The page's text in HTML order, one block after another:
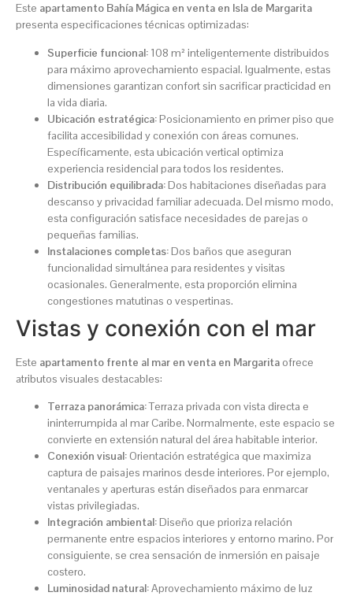
Este apartamento Bahía Mágica en venta en Isla de Margarita
presenta especificaciones técnicas optimizadas:
Superficie funcional: 108 m² inteligentemente distribuidos
para máximo aprovechamiento espacial. Igualmente, estas
dimensiones garantizan confort sin sacrificar practicidad en
la vida diaria.
Ubicación estratégica:Posicionamiento en primer piso que
facilita accesibilidad y conexión con áreas comunes.
Específicamente, esta ubicación vertical optimiza
experiencia residencial para todos los residentes.
Distribución equilibrada:Dos habitaciones diseñadas para
descanso y privacidad familiar adecuada. Del mismo modo,
esta configuración satisface necesidades de parejas o
pequeñas familias.
Instalaciones completas:Dos baños que aseguran
funcionalidad simultánea para residentes y visitas
ocasionales. Generalmente, esta proporción elimina
congestiones matutinas o vespertinas.
Vistas y conexión con el mar
Este apartamento frente al mar en venta en Margarita ofrece
atributos visuales destacables:
Terraza panorámica:Terraza privada con vista directa e
ininterrumpida al mar Caribe. Normalmente, este espacio se
convierte en extensión natural del área habitable interior.
Conexión visual: Orientación estratégica que maximiza
captura de paisajes marinos desde interiores. Por ejemplo,
ventanales y aperturas están diseñados para enmarcar
vistas privilegiadas.
Integración ambiental:Diseño que prioriza relación
permanente entre espacios interiores y entorno marino. Por
consiguiente, se crea sensación de inmersión en paisaje
costero.
Luminosidad natural:Aprovechamiento máximo de luz